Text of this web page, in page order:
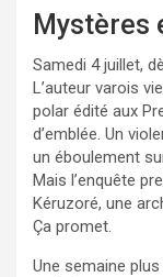
Mystères
Samedi 4 juillet,
L’auteur varois
polar édité aux
d’emblée. Un
un éboulement
Mais l’enquête
Kéruzoré, une
Ça promet.
Une semaine